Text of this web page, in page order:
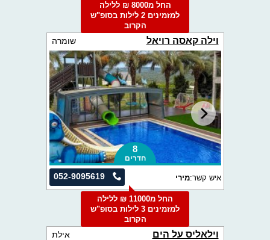
החל מ8000 ₪ ללילה
למזמינים 2 לילות בסופ"ש
הקרוב
וילה קאסה רויאל שומרה
8
חדרים
052-9095619 איש קשר:מירי
החל מ11000 ₪ ללילה
למזמינים 3 לילות בסופ"ש
הקרוב
וילאליס על הים אילת